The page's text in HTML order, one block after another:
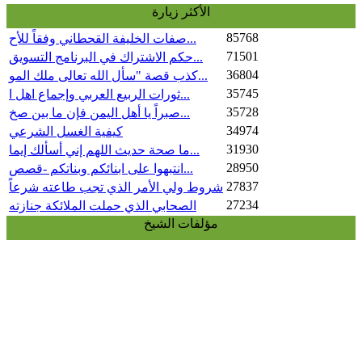
وألعاب الجوال والألعاب الإلكترونية
سلسلة خطب الجمعة
الحوثي: الدمار والعبث السلالي
ملازم حسين الحوثي على طاولة النقد
سلسلة مدخل إلى السير إلى الله
كيف تحاور من ينكر أحاديث السنة الصحيحة
أولئك لهم الأمن وهم مهتدون
نور القرآن - تفسير وتأملات آيات الذكر
الحكيم
الأكثر زيارة
صفات الخليفة القحطاني وفقاً للأح...
85768
حكم الاشتراك في البرنامج التسويق...
71501
كذب قصة "سأل الله تعالى ملك المو...
36804
ثورات الربيع العربي وإجماع اهل ا...
35745
صبراً يا أهل اليمن فإن ما بين صخ...
35728
كيفية الغسل الشرعي
34974
ما صحة حديث اللهم إني أسألك إيما...
31930
انتبهوا على ابنائكم وبناتكم -قصص...
28950
شروط ولي الأمر الذي تجب طاعته شرعاً 27837
الصحابي الذي حملت الملائكة جنازته
27234
مؤلفات الشيخ